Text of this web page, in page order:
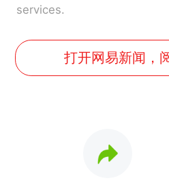
services.
打开网易新闻，